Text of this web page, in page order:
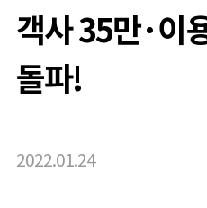
객사 35만·이
돌파!
2022.01.24